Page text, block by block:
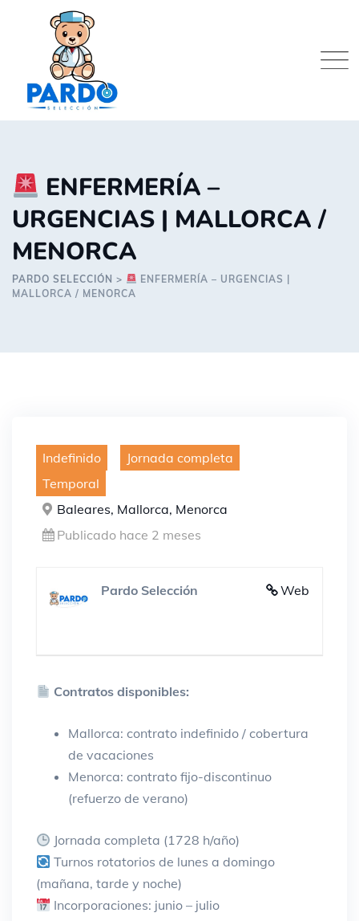
ENFERMERÍA –
URGENCIAS | MALLORCA /
MENORCA
PARDO SELECCIÓN >
ENFERMERÍA – URGENCIAS |
MALLORCA / MENORCA
Indefinido
Jornada completa
Temporal
Baleares, Mallorca, Menorca
Publicado hace 2 meses
Web
Pardo Selección
Contratos disponibles:
Mallorca: contrato indefinido / cobertura
de vacaciones
Menorca: contrato fijo-discontinuo
(refuerzo de verano)
Jornada completa (1728 h/año)
Turnos rotatorios de lunes a domingo
(mañana, tarde y noche)
Incorporaciones: junio – julio